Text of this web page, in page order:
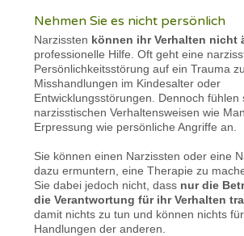
Nehmen Sie es nicht persönlich
Narzissten können ihr Verhalten nicht
professionelle Hilfe. Oft geht eine
Persönlichkeitsstörung auf ein Trauma
Misshandlungen im Kindesalter oder
Entwicklungsstörungen. Dennoch fühlen
narzisstischen Verhaltensweisen wie
Erpressung wie persönliche Angriffe an.
Sie können einen Narzissten oder eine
dazu ermuntern, eine Therapie zu
Sie dabei jedoch nicht, dass nur die
die Verantwortung für ihr Verhalten
damit nichts zu tun und können nichts
Handlungen der anderen.